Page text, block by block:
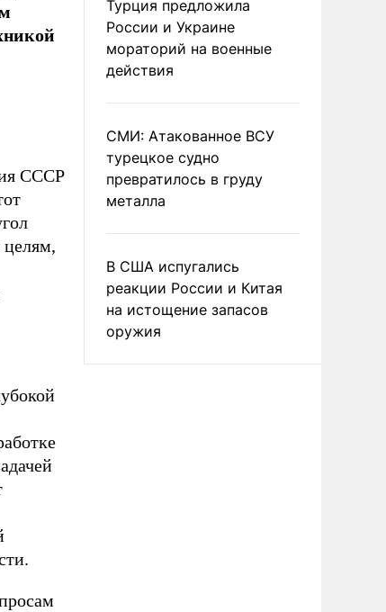
СССР
Турция предложила
России и Украине
мораторий на военные
действия
СМИ: Атакованное ВСУ
турецкое судно
превратилось в груду
металла
В США испугались
реакции России и Китая
на истощение запасов
оружия